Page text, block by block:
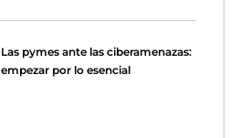
Las pymes ante las ciberamenazas:
empezar por lo esencial